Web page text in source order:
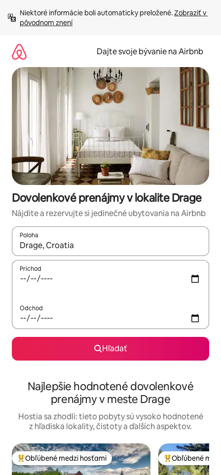
obsah.
Niektoré informácie boli automaticky preložené. Zobraziť v
pôvodnom znení
Dajte svoje bývanie na Airbnb
Dovolenkové prenájmy v lokalite Drage
Nájdite a rezervujte si jedinečné ubytovania na Airbnb
Poloha
Keď budú výsledky k dispozícii, môžete si ich prechádzať
Príchod
Odchod
Hľadať
Najlepšie hodnotené dovolenkové
prenájmy v meste Drage
Hostia sa zhodli: tieto pobyty sú vysoko hodnotené
z hľadiska lokality, čistoty a ďalších aspektov.
Najobľúbenejšie medzi hosťami
Obľúbené medzi hosťami Najobľúbenejšie
Obľúbené